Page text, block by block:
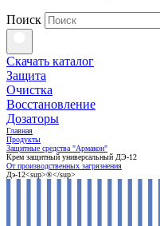
Поиск
Скачать каталог
Защита
Очистка
Восстановление
Дозаторы
Главная
Продукты
Защитные средства "Армакон"
Крем защитный универсальный ДЭ-12
От производственных загрязнения
Дэ-12<sup>®</sup>